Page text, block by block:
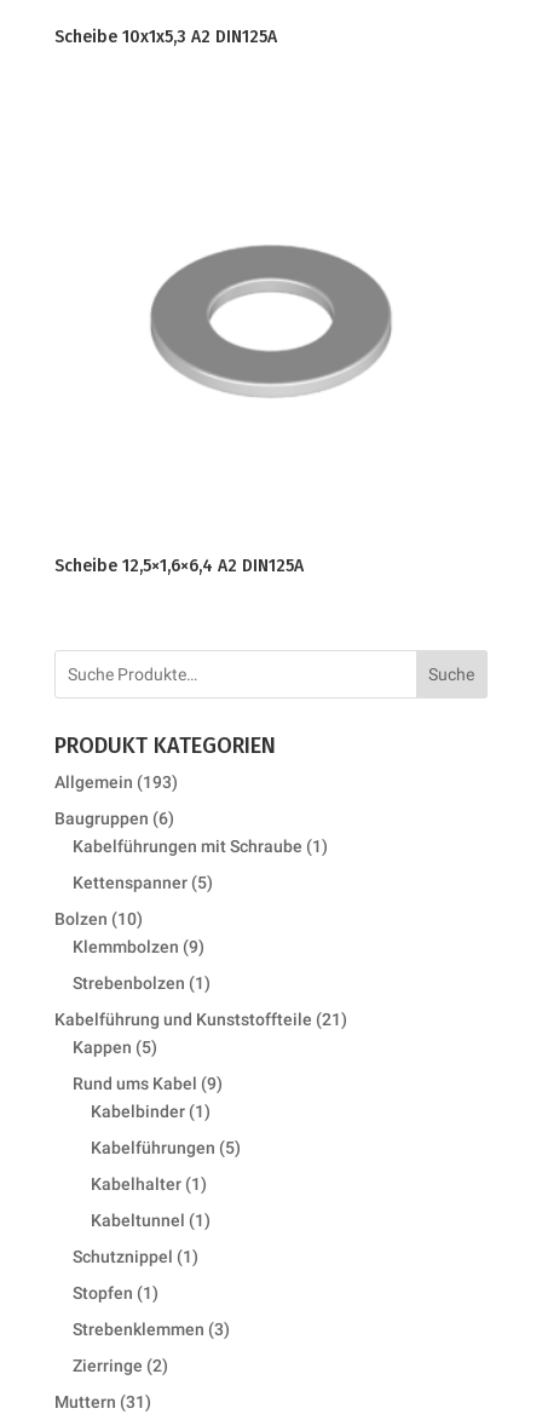
Scheibe 10x1x5,3 A2 DIN125A
Scheibe 12,5×1,6×6,4 A2 DIN125A
Suche
PRODUKT KATEGORIEN
Allgemein 193193
products
Baugruppen 66
products
Kabelführungen mit Schraube 11
Kettenspanner 55
Bolzen 1010
products
Klemmbolzen 99
products
Strebenbolzen 11
product
Kabelführung und Kunststoffteile 2121
Kappen 55
products
Rund ums Kabel 99
Kabelbinder 11
product
Kabelführungen 55
Kabelhalter 11
product
Kabeltunnel 11
Schutznippel 11
Stopfen 11
Strebenklemmen 33
Zierringe 22
Muttern 3131